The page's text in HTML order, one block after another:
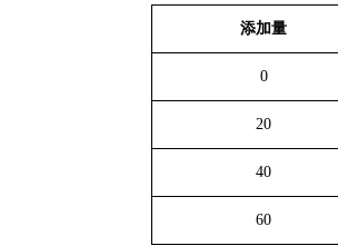
添加量
0
20
40
60